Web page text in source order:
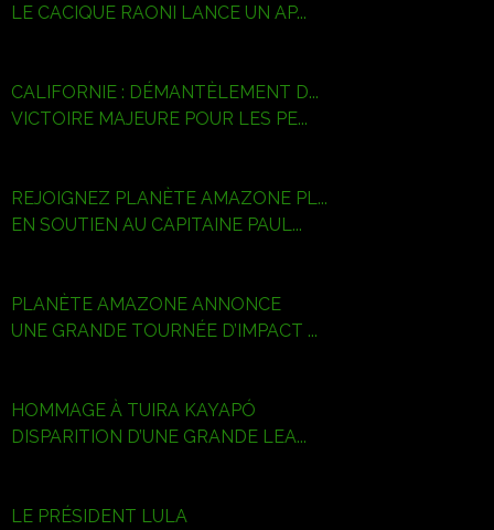
LE CACIQUE RAONI LANCE UN AP...
CALIFORNIE : DÉMANTÈLEMENT D...
VICTOIRE MAJEURE POUR LES PE...
REJOIGNEZ PLANÈTE AMAZONE PL...
EN SOUTIEN AU CAPITAINE PAUL...
PLANÈTE AMAZONE ANNONCE
UNE GRANDE TOURNÉE D’IMPACT ...
HOMMAGE À TUIRA KAYAPÓ
DISPARITION D’UNE GRANDE LEA...
LE PRÉSIDENT LULA